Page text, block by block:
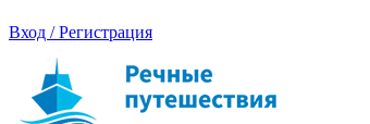
Вход / Регистрация